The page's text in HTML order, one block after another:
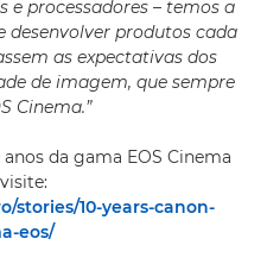
e processadores – temos a
desenvolver produtos cada
as expectativas dos
de imagem, que sempre
Cinema.”
da gama EOS Cinema
stories/10-years-canon-
eos/